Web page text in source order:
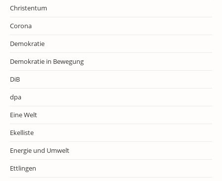
Christentum
Corona
Demokratie
Demokratie in Bewegung
DiB
dpa
Eine Welt
Ekelliste
Energie und Umwelt
Ettlingen